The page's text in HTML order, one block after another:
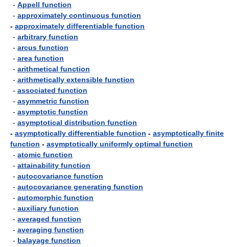
- Appell function
- approximately continuous function
- approximately differentiable function
- arbitrary function
- arcus function
- area function
- arithmetical function
- arithmetically extensible function
- associated function
- asymmetric function
- asymptotic function
- asymptotical distribution function
- asymptotically differentiable function - asymptotically finite
function - asymptotically uniformly optimal function
- atomic function
- attainability function
- autocovariance function
- autocovariance generating function
- automorphic function
- auxiliary function
- averaged function
- averaging function
- balayage function